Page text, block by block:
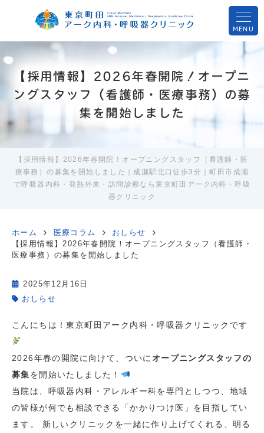
MENU
【採用情報】2026年春開院！オープニ
ングスタッフ（看護師・医療事務）の募
集を開始しました
【採用情報】2026年春開院！オープニングスタッフ（看護師・医
療事務）の募集を開始しました｜成瀬駅北口徒歩3分｜町田市成瀬
で呼吸器内科・発熱外来・訪問診療なら東京町田アーク内科・呼吸
器クリニック
ホーム 医療コラム
おしらせ
【採用情報】2026年春開院！オープニングスタッフ（看護師・
医療事務）の募集を開始しました
2025年12月16日
おしらせ
こんにちは！東京町田アーク内科・呼吸器クリニックです
2026年春の開院に向けて、ついに オープニングスタッフの
募集を開始いたしました！
当院は、呼吸器内科・アレルギー科を専門としつつ、地域
の皆様が何でも相談できる「かかりつけ医」を目指してい
ます。 新しいクリニックを一緒に作り上げてくれる、明る